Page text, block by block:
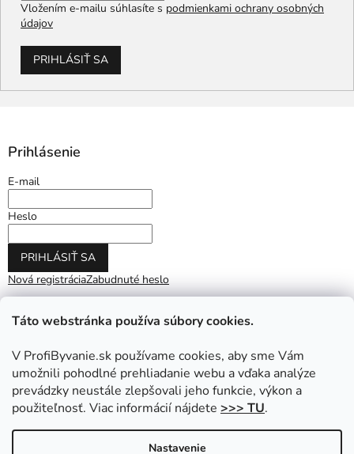
Táto webstránka používa súbory cookies.
V ProfiByvanie.sk používame cookies, aby sme Vám
umožnili pohodlné prehliadanie webu a vďaka analýze
prevádzky neustále zlepšovali jeho funkcie, výkon a
použiteľnosť. Viac informácií nájdete >>> TU.
Nastavenie
Vložením e-mailu súhlasíte s podmienkami ochrany osobných
údajov
PRIHLÁSIŤ SA
Prihlásenie
E-mail
Heslo
PRIHLÁSIŤ SA
Nová registráciaZabudnuté heslo